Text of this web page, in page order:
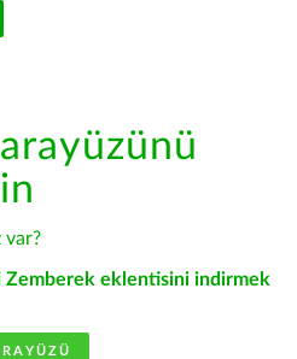
var?
Zemberek eklentisini indirmek